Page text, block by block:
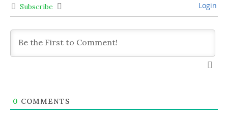
Subscribe Login
0 COMMENTS